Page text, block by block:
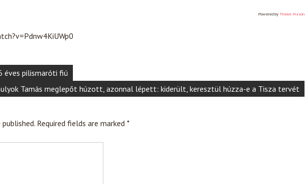
Powered by Theme Mason
éves pilismaróti fiú
Tamás meglepőt húzott, azonnal lépett: kiderült, keresztül húzza-e a Tisza tervét
Required fields are marked *